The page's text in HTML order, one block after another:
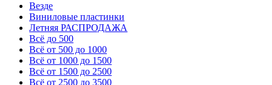
Везде
Виниловые пластинки
Летняя РАСПРОДАЖА
Всё до 500
Всё от 500 до 1000
Всё от 1000 до 1500
Всё от 1500 до 2500
Всё от 2500 до 3500